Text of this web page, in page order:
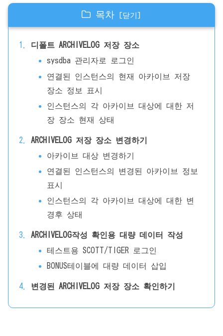
목차
디폴트 ARCHIVELOG 저장 장소
sysdba 관리자로 로그인
연결된 인스턴스의 현재 아카이브 저장
장소 정보 표시
인스턴스의 각 아카이브 대상에 대한 저
장 장소 현재 상태
ARCHIVELOG 저장 장소 변경하기
아카이브 대상 변경하기
연결된 인스턴스의 변경된 아카이브 정보
표시
인스턴스의 각 아카이브 대상에 대한 변
경후 상태
ARCHIVELOG작성 확인용 대량 데이터 작성
테스트용 SCOTT/TIGER 로그인
BONUS테이블에 대량 데이터 삽입
변경된 ARCHIVELOG 저장 장소 확인하기